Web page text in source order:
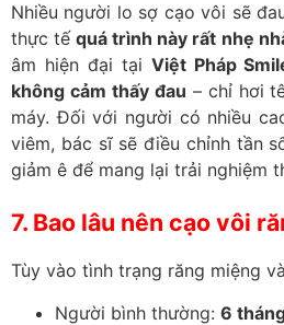
Nhiều người lo sợ cạo vôi sẽ
thực tếquá trình này rất nhẹ
âm hiện đại tại Việt Pháp
không cảm thấy đau – chỉ hơi
máy. Đối với người có nhiều
viêm, bác sĩ sẽ điều chỉnh tần
giảm ê để mang lại trải nghiệm
7. Bao lâu nên cạo vôi
Tùy vào tình trạng răng miệng
Người bình thường: 6